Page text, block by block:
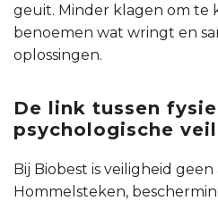
geuit. Minder klagen om te
benoemen wat wringt en
oplossingen.
De link tussen
psychologische
Bij Biobest is veiligheid
Hommelsteken,